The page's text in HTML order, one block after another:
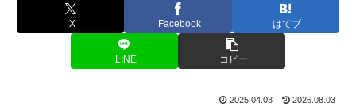
X Facebook はてブ
LINE コピー
2025.04.03 2026.08.03